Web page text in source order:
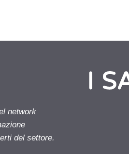
network
del settore.